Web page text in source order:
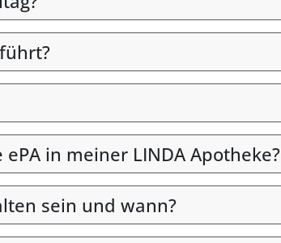
in meiner LINDA Apotheke?
sein und wann?